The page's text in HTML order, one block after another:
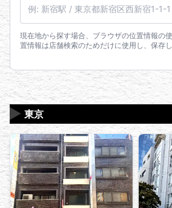
現在地から探す場合、ブラウザの位置情報の
置情報は店舗検索のためだけに使用し、保存し
東京
▶